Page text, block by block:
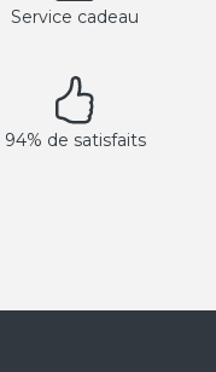
Service cadeau
94% de satisfaits